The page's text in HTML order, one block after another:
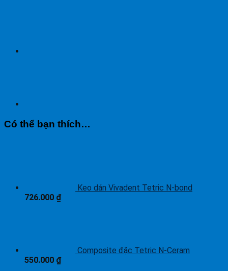
Có thể bạn thích…
Keo dán Vivadent Tetric N-bond
726.000 ₫
Composite đặc Tetric N-Ceram
550.000 ₫